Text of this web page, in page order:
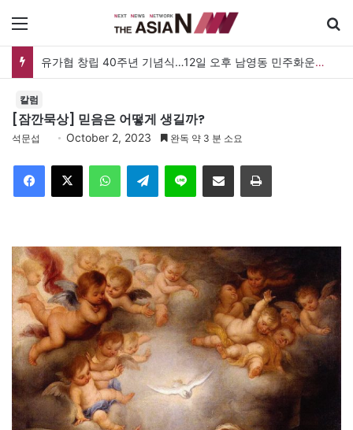
유가협 창립 40주년 기념식…12일 오후 남영동 민주화운동기념관
칼럼
[잠깐묵상] 믿음은 어떻게 생길까?
석문섭 October 2, 2023 완독 약 3 분 소요
Telegram 이메일